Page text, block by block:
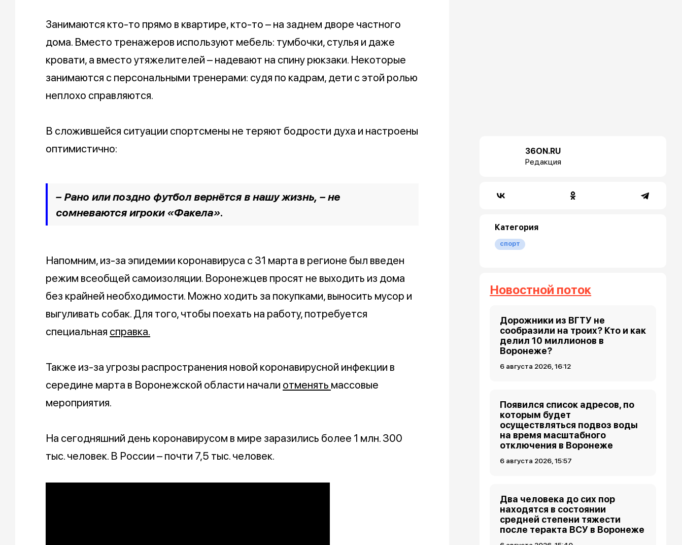
Занимаются кто-то прямо в квартире, кто-то – на заднем дворе частного
дома. Вместо тренажеров используют мебель: тумбочки, стулья и даже
кровати, а вместо утяжелителей – надевают на спину рюкзаки. Некоторые
занимаются с персональными тренерами: судя по кадрам, дети с этой ролью
неплохо справляются.
В сложившейся ситуации спортсмены не теряют бодрости духа и настроены
оптимистично:
– Рано или поздно футбол вернётся в нашу жизнь, – не
сомневаются игроки «Факела».
Напомним, из-за эпидемии коронавируса с 31 марта в регионе был введен
режим всеобщей самоизоляции. Воронежцев просят не выходить из дома
без крайней необходимости. Можно ходить за покупками, выносить мусор и
выгуливать собак. Для того, чтобы поехать на работу, потребуется
специальная справка.
Также из-за угрозы распространения новой коронавирусной инфекции в
середине марта в Воронежской области начали отменять массовые
мероприятия.
На сегодняшний день коронавирусом в мире заразились более 1 млн. 300
тыс. человек. В России – почти 7,5 тыс. человек.
36ON.RU
Редакция
Категория
спорт
Новостной поток
Дорожники из ВГТУ не
сообразили на троих? Кто и как
делил 10 миллионов в
Воронеже?
6 августа 2026, 16:12
Появился список адресов, по
которым будет
осуществляться подвоз воды
на время масштабного
отключения в Воронеже
6 августа 2026, 15:57
Два человека до сих пор
находятся в состоянии
средней степени тяжести
после теракта ВСУ в Воронеже